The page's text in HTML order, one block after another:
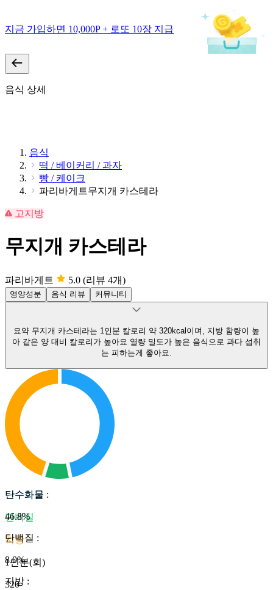
지금 가입하면 10,000P + 로또 10장 지급
음식 상세
음식
떡 / 베이커리 / 과자
빵 / 케이크
파리바게트무지개 카스테라
고지방
무지개 카스테라
파리바게트 5.0 (리뷰 4개)
영양성분 음식 리뷰 커뮤니티
요약 무지개 카스테라는 1인분 칼로리 약 320kcal이며, 지방 함량이 높
아 같은 양 대비 칼로리가 높아요 열량 밀도가 높은 음식으로 과다 섭취
는 피하는게 좋아요.
탄수화물
단백질
지방
1인분(회)
320
탄수화물 :
46.8%
단백질 :
8.0%
지방 :